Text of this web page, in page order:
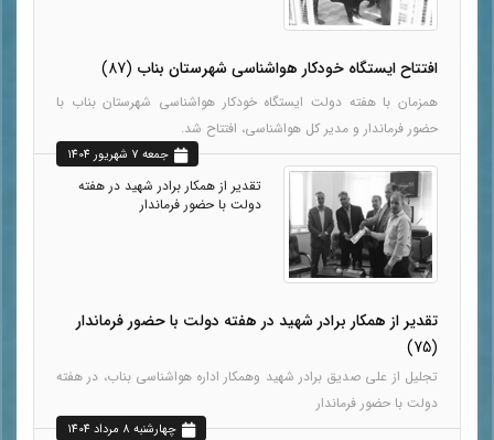
افتتاح ایستگاه خودکار هواشناسی شهرستان بناب (87)
همزمان با هفته دولت ایستگاه خودکار هواشناسی شهرستان بناب با
حضور فرماندار و مدیر کل هواشناسی، افتتاح شد.
تقدیر از همکار برادر شهید در هفته
دولت با حضور فرماندار
تقدیر از همکار برادر شهید در هفته دولت با حضور فرماندار
(75)
تجلیل از علی صدیق برادر شهید وهمکار اداره هواشناسی بناب، در هفته
دولت با حضور فرماندار
جمعه 7 شهريور 1404
چهارشنبه 8 مرداد 1404